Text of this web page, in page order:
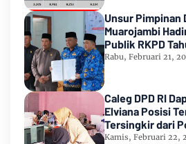
Unsur Pimpinan
Muarojambi
Publik RKPD
Rabu, Februari 21,
Caleg DPD RI
Elviana Posisi
Tersingkir dari
Kamis, Februari 22,